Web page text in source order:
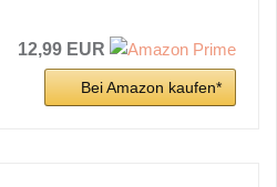
12,99 EUR
Bei Amazon kaufen*